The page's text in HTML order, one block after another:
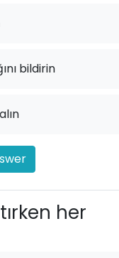
bildirin
her